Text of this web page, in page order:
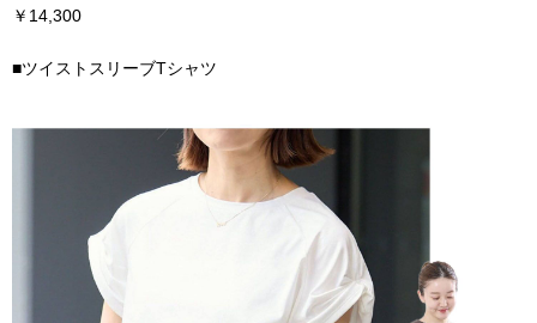
￥14,300
■ツイストスリーブTシャツ